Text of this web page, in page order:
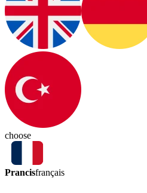
choose
Prancisfrançais